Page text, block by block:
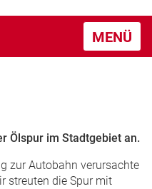
MENÜ
Ölspur im Stadtgebiet an.
zur Autobahn verursachte
streuten die Spur mit